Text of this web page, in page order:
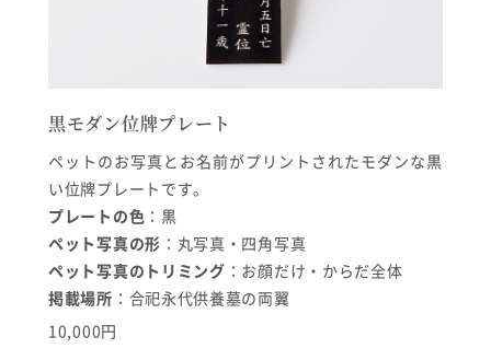
黒モダン位牌プレート
ペットのお写真とお名前がプリントされたモダンな黒
い位牌プレートです。
プレートの色 ：黒
ペット写真の形 ：丸写真・四角写真
ペット写真のトリミング ：お顔だけ・からだ全体
掲載場所 ：合祀永代供養墓の両翼
10,000円